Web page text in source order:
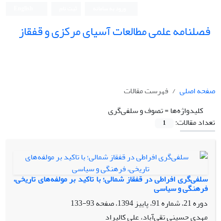
فصلنامه علمی مطالعات آسیای مرکزی و قفقاز
صفحه اصلی
فهرست مقالات
کلیدواژه‌ها =تصوف و سلفی‌گری
تعداد مقالات:
1
سلفی‌گری افراطی در قفقاز شمالی؛ با تاکید بر مولفه‌های تاریخی،
فرهنگی و سیاسی
دوره 21، شماره 91، پاییز 1394، صفحه
93-133
مهدی حسینی تقی‌آباد، علی کالیراد